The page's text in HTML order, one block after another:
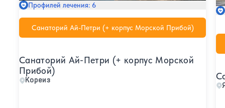
Санаторий Ай-Петри (+ корпус Морской
Прибой)
Кореиз
Профилей лечения: 6
Санаторий Ай-Петри (+ корпус Морской Прибой)